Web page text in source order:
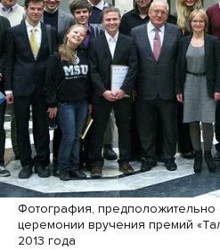
Фотография, предположительно
церемонии вручения премий
2013 года